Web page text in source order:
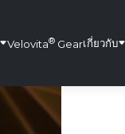
Velovita® Gearเกี่ยวกับ